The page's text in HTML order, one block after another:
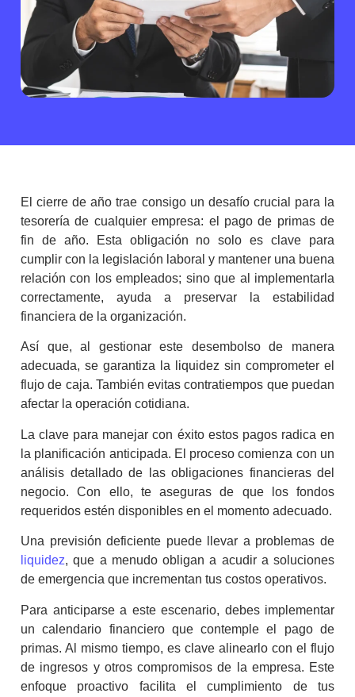
El cierre de año trae consigo un desafío crucial para la
tesorería de cualquier empresa: el pago de primasde
fin de año. Esta obligación no solo es clave para
cumplir con la legislación laboral y mantener una buena
relación con los empleados; sino que al implementarla
correctamente, ayuda a preservar la estabilidad
financiera de la organización.
Así que, al gestionar este desembolso de manera
adecuada, se garantiza la liquidez sin comprometer el
flujo de caja. También evitas contratiempos que puedan
afectar la operación cotidiana.
La clave para manejar con éxito estos pagos radica en
la planificación anticipada. El proceso comienza con un
análisis detallado de las obligaciones financieras del
negocio. Con ello, te aseguras de que los fondos
requeridos estén disponibles en el momento adecuado.
Una previsión deficiente puede llevar a problemas de
liquidez, que a menudo obligan a acudir a soluciones
de emergencia que incrementan tus costos operativos.
Para anticiparse a este escenario, debes implementar
un calendario financiero que contemple el pago de
primas. Al mismo tiempo, es clave alinearlo con el flujo
de ingresos y otros compromisos de la empresa. Este
enfoque proactivo facilita el cumplimiento de tus